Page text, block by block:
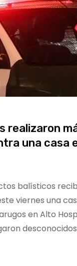
realizaron
una casa
balísticos
viernes una
en Alto